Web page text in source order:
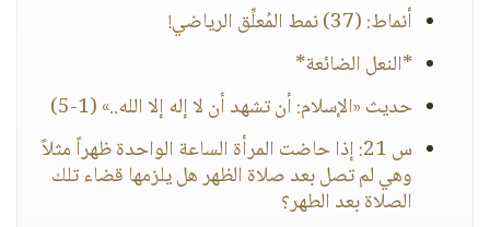
أنماط: (37) نمط المُعلِّق الرياضي!
*النعل الضائعة*
حديث «الإسلام: أن تشهد أن لا إله إلا الله..» (1-5)
س 21: إذا حاضت المرأة الساعة الواحدة ظهراً مثلاً
وهي لم تصل بعد صلاة الظهر هل يلزمها قضاء تلك
الصلاة بعد الطهر؟